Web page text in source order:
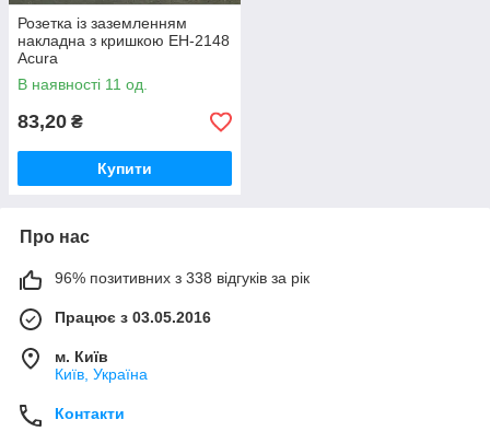
Розетка із заземленням
накладна з кришкою EH-2148
Acura
В наявності 11 од.
83,20 ₴
Купити
Про нас
96% позитивних з 338 відгуків за рік
Працює з 03.05.2016
м. Київ
Київ, Україна
Контакти